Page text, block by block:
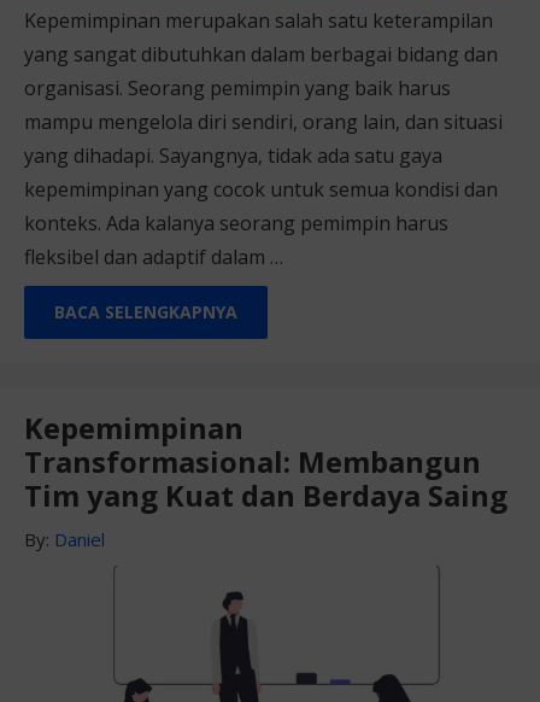
Kepemimpinan merupakan salah satu keterampilan
yang sangat dibutuhkan dalam berbagai bidang dan
organisasi. Seorang pemimpin yang baik harus
mampu mengelola diri sendiri, orang lain, dan situasi
yang dihadapi. Sayangnya, tidak ada satu gaya
kepemimpinan yang cocok untuk semua kondisi dan
konteks. Ada kalanya seorang pemimpin harus
fleksibel dan adaptif dalam …
BACA SELENGKAPNYA
Kepemimpinan
Transformasional: Membangun
Tim yang Kuat dan Berdaya Saing
By: Daniel